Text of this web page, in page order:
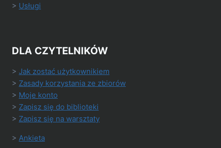
> Usługi
DLA CZYTELNIKÓW
> Jak zostać użytkownikiem
> Zasady korzystania ze zbiorów
> Moje konto
> Zapisz się do biblioteki
> Zapisz się na warsztaty
> Ankieta